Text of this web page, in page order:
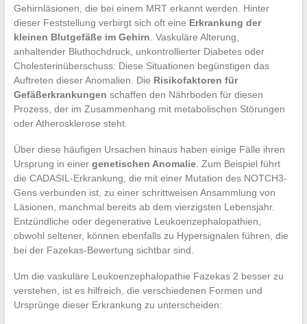
Gehirnläsionen, die bei einem MRT erkannt werden. Hinter
dieser Feststellung verbirgt sich oft eine Erkrankung der
kleinen Blutgefäße im Gehirn . Vaskuläre Alterung,
anhaltender Bluthochdruck, unkontrollierter Diabetes oder
Cholesterinüberschuss: Diese Situationen begünstigen das
Auftreten dieser Anomalien. Die Risikofaktoren für
Gefäßerkrankungen schaffen den Nährboden für diesen
Prozess, der im Zusammenhang mit metabolischen Störungen
oder Atherosklerose steht.
Über diese häufigen Ursachen hinaus haben einige Fälle ihren
Ursprung in einer genetischen Anomalie. Zum Beispiel führt
die CADASIL-Erkrankung, die mit einer Mutation des NOTCH3-
Gens verbunden ist, zu einer schrittweisen Ansammlung von
Läsionen, manchmal bereits ab dem vierzigsten Lebensjahr.
Entzündliche oder degenerative Leukoenzephalopathien,
obwohl seltener, können ebenfalls zu Hypersignalen führen, die
bei der Fazekas-Bewertung sichtbar sind.
Um die vaskuläre Leukoenzephalopathie Fazekas 2 besser zu
verstehen, ist es hilfreich, die verschiedenen Formen und
Ursprünge dieser Erkrankung zu unterscheiden: